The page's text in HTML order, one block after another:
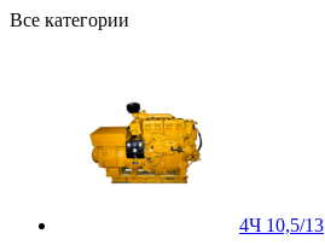
Все категории
4Ч 10,5/13